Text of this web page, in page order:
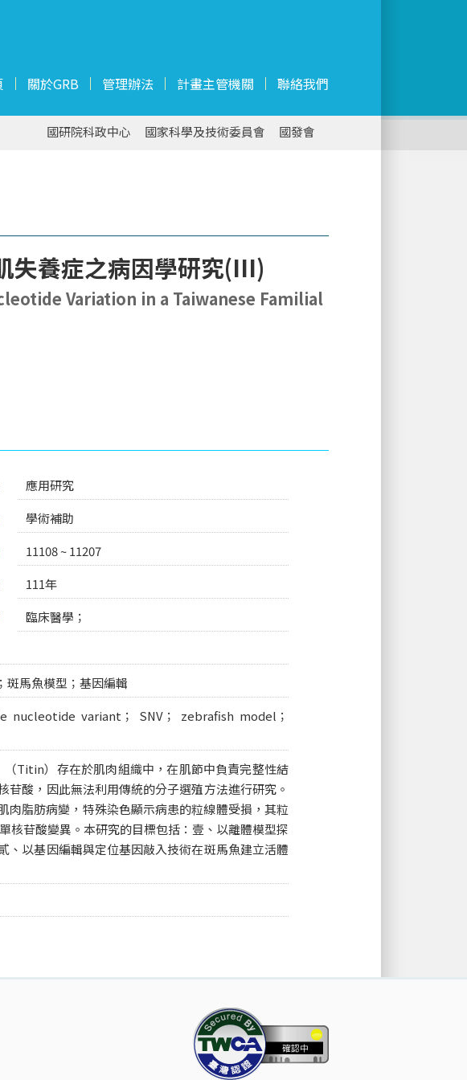
關於GRB 管理辦法 計畫主管機關 聯絡我們
國研院科政中心 國家科學及技術委員會 國發會
失養症之病因學研究(III)
Variation in a Taiwanese Familial
應用研究
學術補助
11108 ~ 11207
111年
臨床醫學；
斑馬魚模型；基因編輯
variant； SNV； zebrafish model；
Titin）存在於肌肉組織中，在肌節中負責完整性結
酸，因此無法利用傳統的分子選殖方法進行研究。
脂肪病變，特殊染色顯示病患的粒線體受損，其粒
核苷酸變異。本研究的目標包括：壹、以離體模型探
以基因編輯與定位基因敲入技術在斑馬魚建立活體